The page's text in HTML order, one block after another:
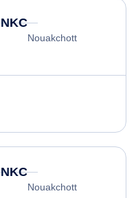
NKC
Nouakchott
NKC
Nouakchott